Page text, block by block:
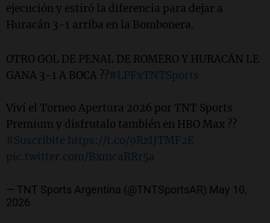
ejecución y estiró la diferencia para dejar a
Huracán 3-1 arriba en la Bombonera.
OTRO GOL DE PENAL DE ROMERO Y HURACÁN LE
GANA 3-1 A BOCA ??#LPFxTNTSports
Viví el Torneo Apertura 2026 por TNT Sports
Premium y disfrutalo también en HBO Max ??
#Suscribite https://t.co/9RzIJTMF2E
pic.twitter.com/BxmcaRRr5a
— TNT Sports Argentina (@TNTSportsAR) May 10,
2026